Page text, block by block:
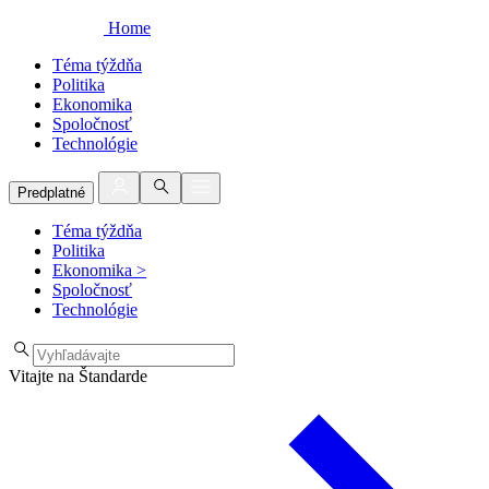
Home
Téma týždňa
Politika
Ekonomika
Spoločnosť
Technológie
Predplatné
Téma týždňa
Politika
Ekonomika >
Spoločnosť
Technológie
Vitajte na Štandarde